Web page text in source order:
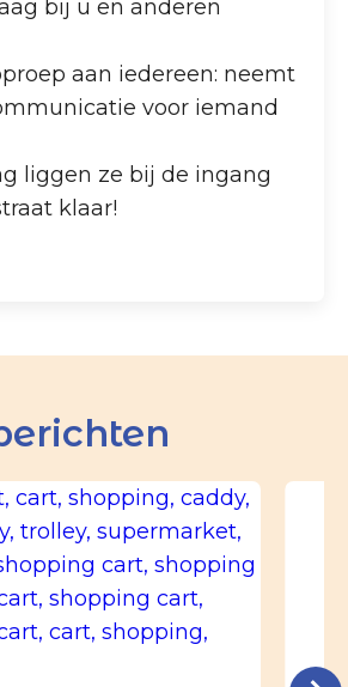
bij u en anderen
aan iedereen: neemt
voor iemand
liggen ze bij de ingang
klaar!